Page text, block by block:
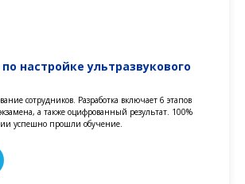
настройке ультразвукового
сотрудников. Разработка включает 6 этапов
а также оцифрованный результат. 100%
успешно прошли обучение.